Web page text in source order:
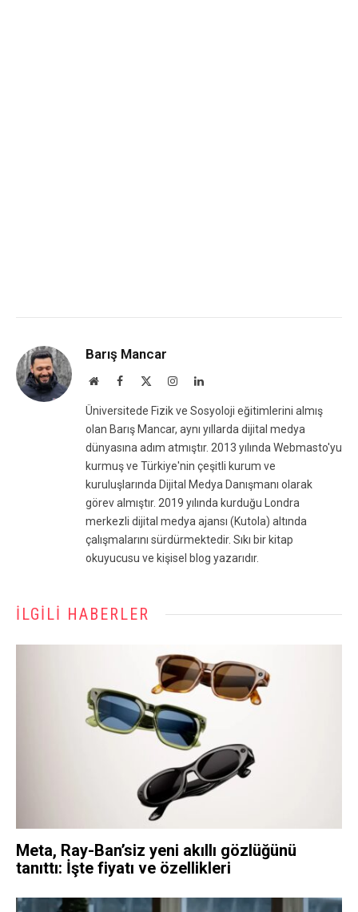
Barış Mancar
WebsiteFacebook InstagramLinkedIn
Üniversitede Fizik ve Sosyoloji eğitimlerini almış
olan Barış Mancar, aynı yıllarda dijital medya
dünyasına adım atmıştır. 2013 yılında Webmasto'yu
kurmuş ve Türkiye'nin çeşitli kurum ve
kuruluşlarında Dijital Medya Danışmanı olarak
görev almıştır. 2019 yılında kurduğu Londra
merkezli dijital medya ajansı (Kutola) altında
çalışmalarını sürdürmektedir. Sıkı bir kitap
okuyucusu ve kişisel blog yazarıdır.
İLGILI HABERLER
Meta, Ray-Ban’siz yeni akıllı gözlüğünü
tanıttı: İşte fiyatı ve özellikleri